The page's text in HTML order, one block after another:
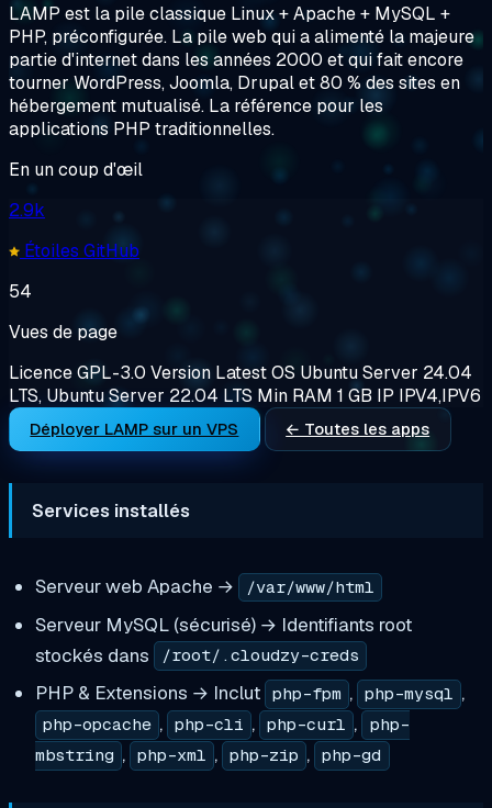
LAMP est la pile classique Linux + Apache + MySQL +
PHP, préconfigurée. La pile web qui a alimenté la majeure
partie d'internet dans les années 2000 et qui fait encore
tourner WordPress, Joomla, Drupal et 80 % des sites en
hébergement mutualisé. La référence pour les
applications PHP traditionnelles.
En un coup d'œil
2.9k
Étoiles GitHub
54
Vues de page
LicenceGPL-3.0 Version LatestOS Ubuntu Server 24.04
LTS, Ubuntu Server 22.04 LTS Min RAM 1 GB IP IPV4,IPV6
Déployer LAMP sur un VPS ← Toutes les apps
Services installés
Serveur web Apache → /var/www/html
Serveur MySQL (sécurisé) → Identifiants root
stockés dans
/root/.cloudzy-creds
PHP & Extensions → Inclut php-fpm , php-mysql ,
php-opcache , php-cli , php-curl , php-
mbstring , php-xml , php-zip , php-gd